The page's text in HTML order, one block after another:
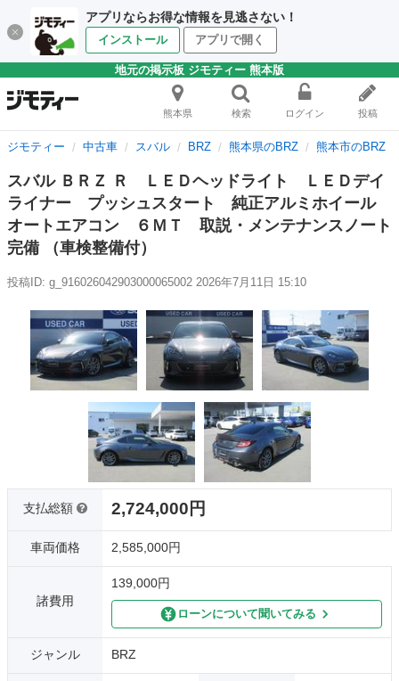
アプリならお得な情報を見逃さない！
インストール アプリで開く
地元の掲示板 ジモティー 熊本版
熊本県 検索 ログイン 投稿
ジモティー 中古車 スバル BRZ 熊本県のBRZ 熊本市のBRZ
スバル ＢＲＺ Ｒ ＬＥＤヘッドライト ＬＥＤデイ
ライナー プッシュスタート 純正アルミホイール
オートエアコン ６ＭＴ 取説・メンテナンスノート
完備 （車検整備付）
投稿ID: g_916026042903000065002 2026年7月11日 15:10
支払総額 2,724,000円
車両価格 2,585,000円
諸費用
139,000円
ローンについて聞いてみる
ジャンル BRZ